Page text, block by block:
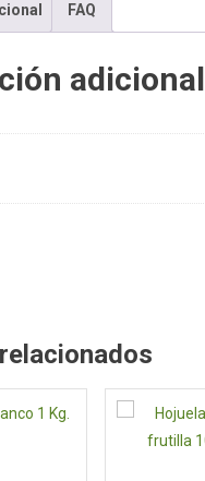
FAQ
adicional